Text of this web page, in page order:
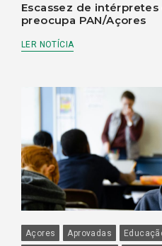
Escassez de
preocupa PAN/Açores
LER NOTÍCIA
Açores Aprovadas